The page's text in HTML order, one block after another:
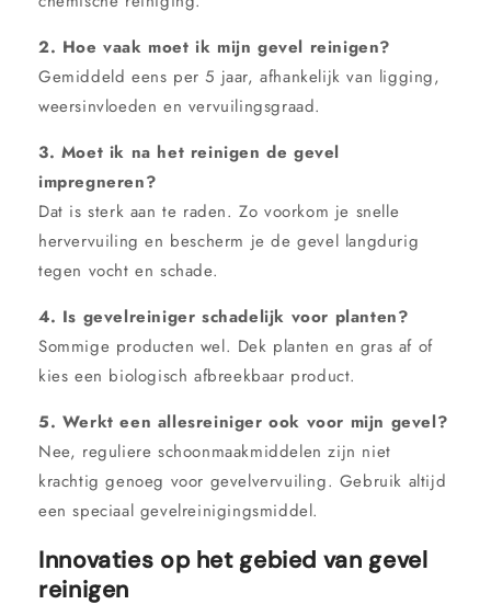
2. Hoe vaak moet ik mijn gevel reinigen?
Gemiddeld eens per 5 jaar, afhankelijk van ligging,
weersinvloeden en vervuilingsgraad.
3. Moet ik na het reinigen de gevel
impregneren?
Dat is sterk aan te raden. Zo voorkom je snelle
hervervuiling en bescherm je de gevel langdurig
tegen vocht en schade.
4. Is gevelreiniger schadelijk voor planten?
Sommige producten wel. Dek planten en gras af of
kies een biologisch afbreekbaar product.
5. Werkt een allesreiniger ook voor mijn gevel?
Nee, reguliere schoonmaakmiddelen zijn niet
krachtig genoeg voor gevelvervuiling. Gebruik altijd
een speciaal gevelreinigingsmiddel.
Innovaties op het gebied van gevel
reinigen